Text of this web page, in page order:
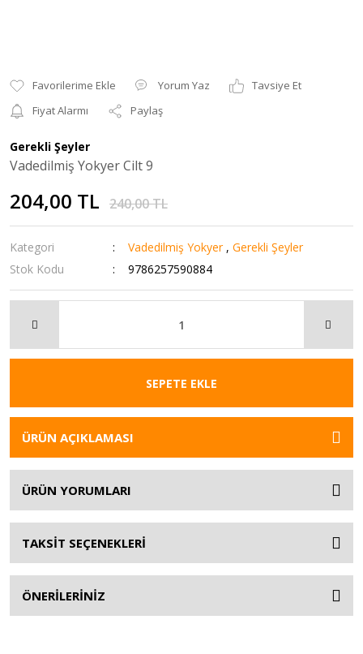
Yorum Yaz
Tavsiye Et
Fiyat Alarmı
Paylaş
Gerekli Şeyler
Vadedilmiş Yokyer Cilt 9
204,00 TL 240,00 TL
Kategori Vadedilmiş Yokyer ,Gerekli Şeyler
Stok Kodu
9786257590884
SEPETE EKLE
ÜRÜN AÇIKLAMASI
ÜRÜN YORUMLARI
TAKSİT SEÇENEKLERİ
ÖNERİLERİNİZ